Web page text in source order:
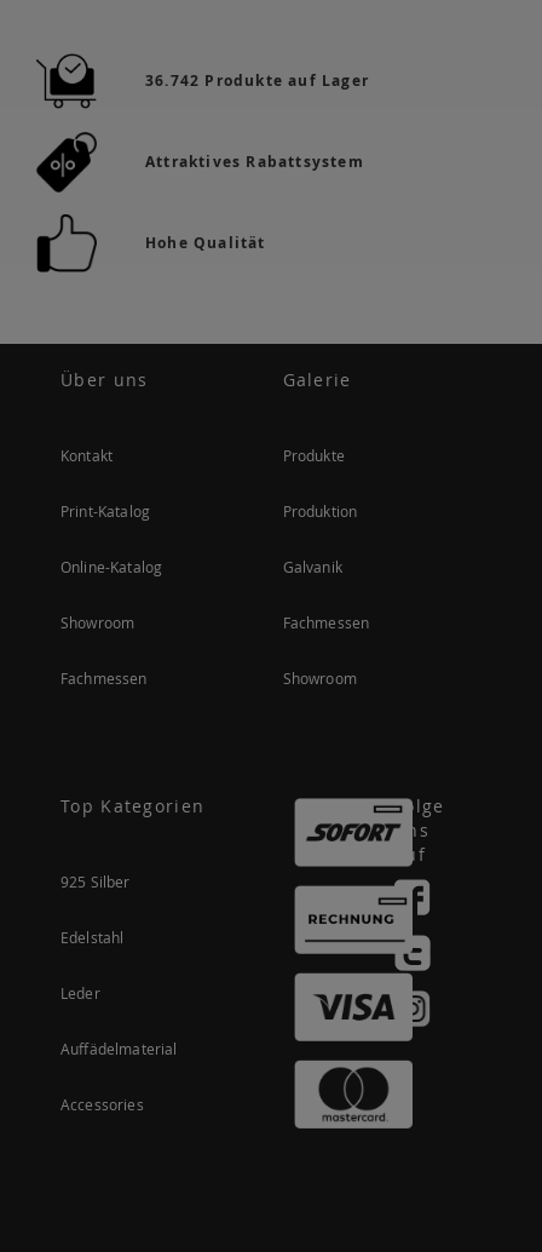
36.742 Produkte auf Lager
Attraktives Rabattsystem
Hohe Qualität
Über uns
Kontakt
Print-Katalog
Online-Katalog
Showroom
Fachmessen
Galerie
Produkte
Produktion
Galvanik
Fachmessen
Showroom
Top Kategorien
925 Silber
Edelstahl
Leder
Auffädelmaterial
Accessories
Folge
uns
auf